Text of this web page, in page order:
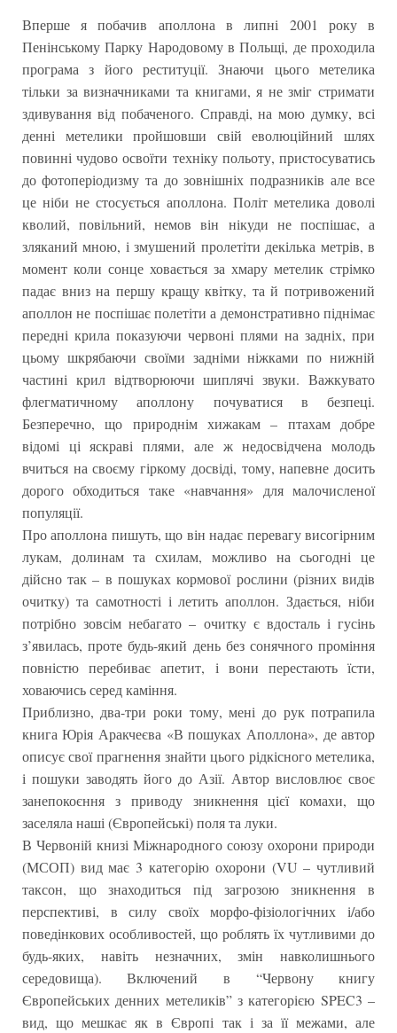
Вперше я побачив аполлона в липні 2001 року в
Пенінському Парку Народовому в Польщі, де проходила
програма з його реституції. Знаючи цього метелика
тільки за визначниками та книгами, я не зміг стримати
здивування від побаченого. Справді, на мою думку, всі
денні метелики пройшовши свій еволюційний шлях
повинні чудово освоїти техніку польоту, пристосуватись
до фотоперіодизму та до зовнішніх подразників але все
це ніби не стосується аполлона. Політ метелика доволі
кволий, повільний, немов він нікуди не поспішає, а
зляканий мною, і змушений пролетіти декілька метрів, в
момент коли сонце ховається за хмару метелик стрімко
падає вниз на першу кращу квітку, та й потривожений
аполлон не поспішає полетіти а демонстративно піднімає
передні крила показуючи червоні плями на задніх, при
цьому шкрябаючи своїми задніми ніжками по нижній
частині крил відтворюючи шиплячі звуки. Важкувато
флегматичному аполлону почуватися в безпеці.
Безперечно, що природнім хижакам – птахам добре
відомі ці яскраві плями, але ж недосвідчена молодь
вчиться на своєму гіркому досвіді, тому, напевне досить
дорого обходиться таке «навчання» для малочисленої
популяції.
Про аполлона пишуть, що він надає перевагу висогірним
лукам, долинам та схилам, можливо на сьогодні це
дійсно так – в пошуках кормової рослини (різних видів
очитку) та самотності і летить аполлон. Здається, ніби
потрібно зовсім небагато – очитку є вдосталь і гусінь
з’явилась, проте будь-який день без сонячного проміння
повністю перебиває апетит, і вони перестають їсти,
ховаючись серед каміння.
Приблизно, два-три роки тому, мені до рук потрапила
книга Юрія Аракчеєва «В пошуках Аполлона», де автор
описує свої прагнення знайти цього рідкісного метелика,
і пошуки заводять його до Азії. Автор висловлює своє
занепокоєння з приводу зникнення цієї комахи, що
заселяла наші (Європейські) поля та луки.
В Червоній книзі Міжнародного союзу охорони природи
(МСОП) вид має 3 категорію охорони (VU – чутливий
таксон, що знаходиться під загрозою зникнення в
перспективі, в силу своїх морфо-фізіологічних і/або
поведінкових особливостей, що роблять їх чутливими до
будь-яких, навіть незначних, змін навколишнього
середовища). Включений в “Червону книгу
Європейських денних метеликів” з категорією SPEC3 –
вид, що мешкає як в Європі так і за її межами, але